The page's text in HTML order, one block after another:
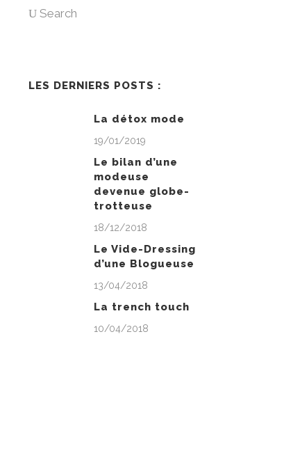
Search
LES DERNIERS POSTS :
La détox mode
19/01/2019
Le bilan d’une
modeuse
devenue globe-
trotteuse
18/12/2018
Le Vide-Dressing
d’une Blogueuse
13/04/2018
La trench touch
10/04/2018